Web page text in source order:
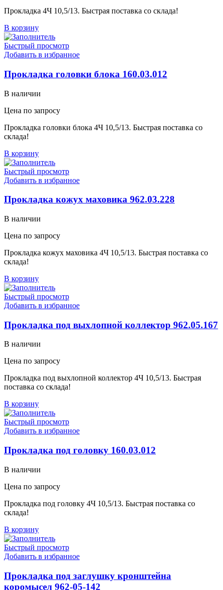
Прокладка 4Ч 10,5/13. Быстрая поставка со склада!
В корзину
Быстрый просмотр
Добавить в избранное
Прокладка головки блока 160.03.012
В наличии
Цена по запросу
Прокладка головки блока 4Ч 10,5/13. Быстрая поставка со
склада!
В корзину
Быстрый просмотр
Добавить в избранное
Прокладка кожух маховика 962.03.228
В наличии
Цена по запросу
Прокладка кожух маховика 4Ч 10,5/13. Быстрая поставка со
склада!
В корзину
Быстрый просмотр
Добавить в избранное
Прокладка под выхлопной коллектор 962.05.167
В наличии
Цена по запросу
Прокладка под выхлопной коллектор 4Ч 10,5/13. Быстрая
поставка со склада!
В корзину
Быстрый просмотр
Добавить в избранное
Прокладка под головку 160.03.012
В наличии
Цена по запросу
Прокладка под головку 4Ч 10,5/13. Быстрая поставка со
склада!
В корзину
Быстрый просмотр
Добавить в избранное
Прокладка под заглушку кронштейна
коромысел 962-05-142